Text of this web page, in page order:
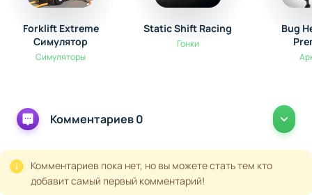
Forklift Extreme
Симулятор
Симуляторы
Static Shift Racing
Гонки
Bug
Комментариев 0
Комментариев пока нет, но вы можете стать тем кто
добавит самый первый комментарий!